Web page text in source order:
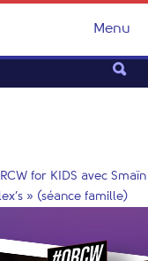
Menu
for KIDS avec Smaïn
» (séance famille)